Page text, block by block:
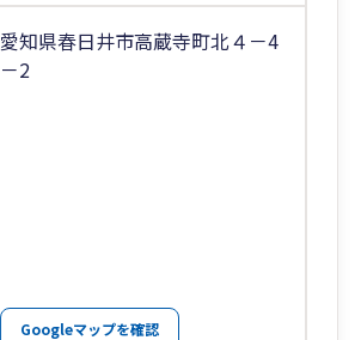
愛知県春日井市高蔵寺町北４－4
－2
Googleマップを確認